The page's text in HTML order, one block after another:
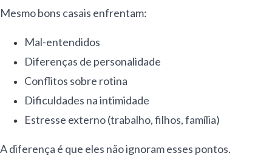
Mesmo bons casais enfrentam:
Mal-entendidos
Diferenças de personalidade
Conflitos sobre rotina
Dificuldades na intimidade
Estresse externo (trabalho, filhos, família)
A diferença é que eles não ignoram esses pontos.